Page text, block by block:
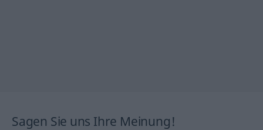
Sagen Sie uns Ihre Meinung!